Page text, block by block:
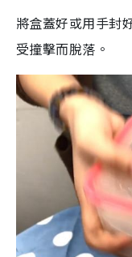
將盒蓋好或用手封
受撞擊而脫落。